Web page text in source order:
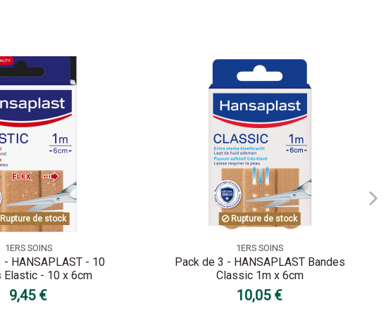
de stock
1ERS SOINS
- HANSAPLAST - 10
Elastic - 10 x 6cm
9,45 €
Rupture de stock
1ERS SOINS
Pack de 3 - HANSAPLAST Bandes
Classic 1m x 6cm
10,05 €